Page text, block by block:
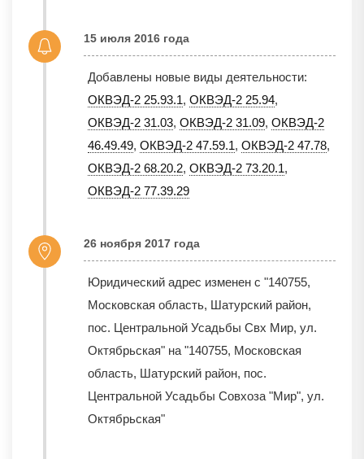
15 июля 2016 года
Добавлены новые виды деятельности:
ОКВЭД-2 25.93.1, ОКВЭД-2 25.94,
ОКВЭД-2 31.03, ОКВЭД-2 31.09, ОКВЭД-2
46.49.49, ОКВЭД-2 47.59.1, ОКВЭД-2 47.78,
ОКВЭД-2 68.20.2, ОКВЭД-2 73.20.1,
ОКВЭД-2 77.39.29
26 ноября 2017 года
Юридический адрес изменен с "140755,
Московская область, Шатурский район,
пос. Центральной Усадьбы Свх Мир, ул.
Октябрьская" на "140755, Московская
область, Шатурский район, пос.
Центральной Усадьбы Совхоза "Мир", ул.
Октябрьская"